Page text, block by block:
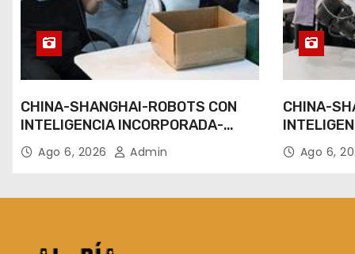
CHINA-SHANGHAI-ROBOTS CON
INTELIGENCIA INCORPORADA-
ENTRENAMIENTO
Ago 6, 2026 Admin
CHINA-
Ago 6,